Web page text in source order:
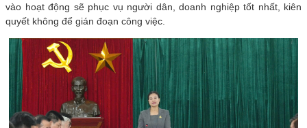
vào hoạt động sẽ phục vụ người dân, doanh nghiệp tốt nhất, kiên
quyết không để gián đoạn công việc.